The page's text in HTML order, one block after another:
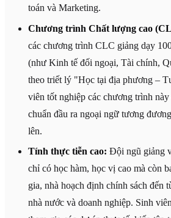
toán và Marketing.
Chương trình Chất lượng cao
các chương trình CLC giảng dạy
(như Kinh tế đối ngoại, Tài chính,
theo triết lý "Học tại địa phương –
viên tốt nghiệp các chương trình
chuẩn đầu ra ngoại ngữ tương
lên.
Tính thực tiễn cao: Đội ngũ giảng
chỉ có học hàm, học vị cao mà còn
gia, nhà hoạch định chính sách đến
nhà nước và doanh nghiệp. Sinh